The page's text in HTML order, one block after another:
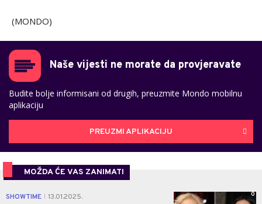
(MONDO)
Naše vijesti ne morate da provjeravate
Budite bolje informisani od drugih, preuzmite Mondo mobilnu
aplikaciju
PREUZMI APLIKACIJU
MOŽDA ĆE VAS ZANIMATI
SHOWTIME 13.01.2025. 0